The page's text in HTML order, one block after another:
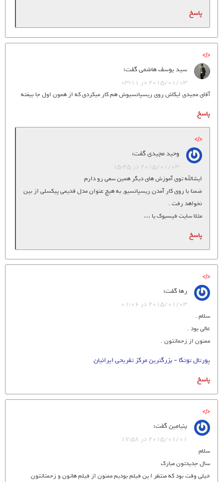
پاسخ
سید یوسف هاشمیگفت:
2015/01/03 در 03:11
آقای مجیدی ایکاش روی ریسپانسیوش هم کار میکردی که از همون اول جا بیفته
پاسخ
وحید مجیدیگفت:
2015/01/03 در 15:45
ایشالله توی آموزش های دیگر همین سعی رو دارم
ضمنا با روی کار آمدن ریسپانسیو, به هیچ عنوان مدل قدیمی پیکسلی از بین
نخواهد رفت .
مثلا سایت فیسبوک یا …
پاسخ
رهاگفت:
2015/01/03 در 01:06
سلام .
عالی بود .
ممنون از زحماتتون .
پورتال توتکا – بزرگترین مرکز تفریحی ایرانیان
پاسخ
بنیامینگفت:
2015/01/01 در 17:58
سلام
سال جدیدتون مبارک
خیلی وقت بود که منتظر ا ین فیلم بودیم ممنون از فیلم هاتون و زحمتاتتون